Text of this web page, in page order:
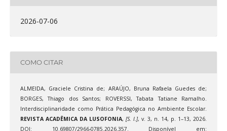
2026-07-06
COMO CITAR
ALMEIDA, Graciele Cristina de; ARAÚJO, Bruna Rafaela Guedes de;
BORGES, Thiago dos Santos; ROVERSSI, Tabata Tatiane Ramalho.
Interdisciplinaridade como Prática Pedagógica no Ambiente Escolar.
REVISTA ACADÊMICA DA LUSOFONIA,[S. l.], v. 3, n. 14, p. 1–13, 2026.
DOI: 10.69807/2966-0785.2026.357. Disponível em: